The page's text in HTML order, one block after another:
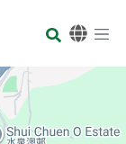
Body